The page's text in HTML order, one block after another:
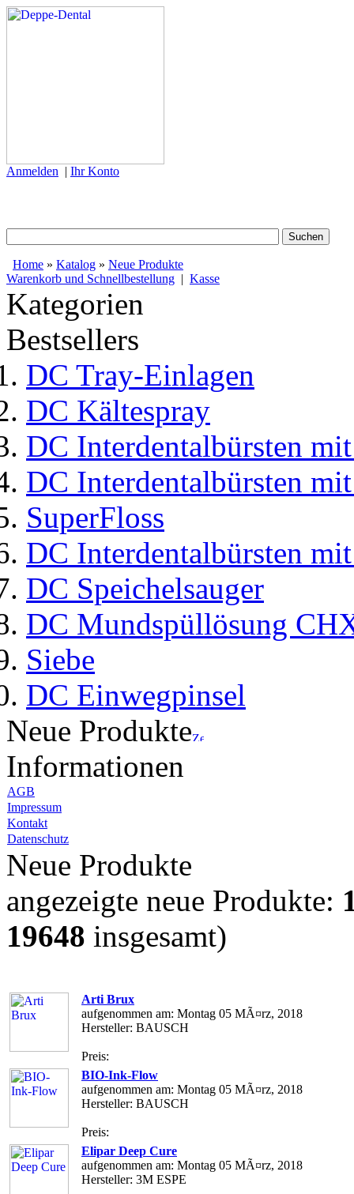
Anmelden | Ihr Konto
Home » Katalog » Neue Produkte
Warenkorb und Schnellbestellung | Kasse
Kategorien
Bestsellers
DC Tray-Einlagen
DC Kältespray
DC Interdentalbürsten
DC Interdentalbürsten
SuperFloss
DC Interdentalbürsten
DC Speichelsauger
DC Mundspüllösung
Siebe
DC Einwegpinsel
Neue Produkte
Informationen
AGB
Impressum
Kontakt
Datenschutz
Neue Produkte
angezeigte neue Produkte:
19648 insgesamt)
Arti Brux
aufgenommen am: Montag 05 MÃ¤rz, 2018
Hersteller: BAUSCH
Preis:
BIO-Ink-Flow
aufgenommen am: Montag 05 MÃ¤rz, 2018
Hersteller: BAUSCH
Preis:
Elipar Deep Cure
aufgenommen am: Montag 05 MÃ¤rz, 2018
Hersteller: 3M ESPE